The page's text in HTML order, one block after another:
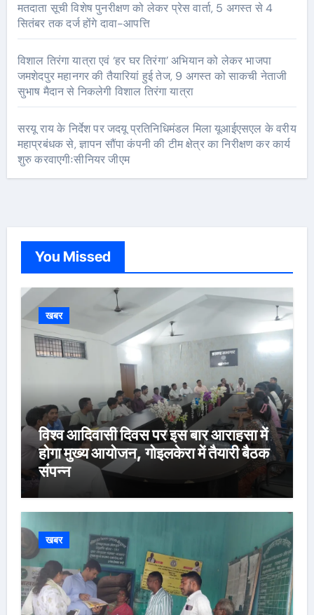
मतदाता सूची विशेष पुनरीक्षण को लेकर प्रेस वार्ता, 5 अगस्त से 4
सितंबर तक दर्ज होंगे दावा-आपत्ति
विशाल तिरंगा यात्रा एवं ‘हर घर तिरंगा’ अभियान को लेकर भाजपा
जमशेदपुर महानगर की तैयारियां हुई तेज, 9 अगस्त को साकची नेताजी
सुभाष मैदान से निकलेगी विशाल तिरंगा यात्रा
सरयू राय के निर्देश पर जदयू प्रतिनिधिमंडल मिला यूआईएसएल के वरीय
महाप्रबंधक से, ज्ञापन सौंपा कंपनी की टीम क्षेत्र का निरीक्षण कर कार्य
शुरु करवाएगीःसीनियर जीएम
You Missed
खबर
विश्व आदिवासी दिवस पर इस बार आराहसा में
होगा मुख्य आयोजन, गोइलकेरा में तैयारी बैठक
संपन्न
खबर